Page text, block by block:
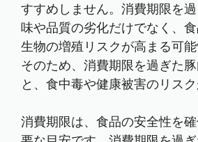
すすめしません。消費期限を
味や品質の劣化だけでなく、
生物の増殖リスクが高まる可能
そのため、消費期限を過ぎた
と、食中毒や健康被害のリスク
消費期限は、食品の安全性を